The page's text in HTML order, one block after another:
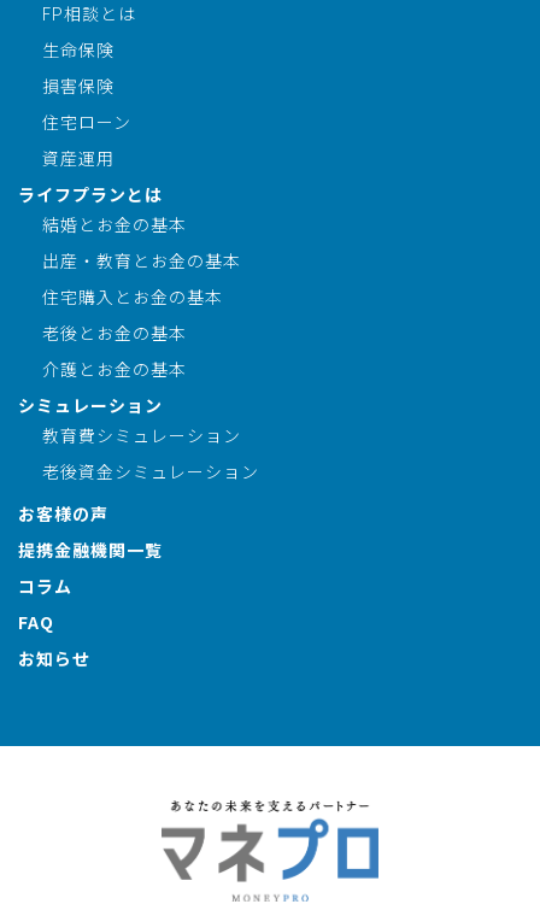
FP相談とは
生命保険
損害保険
住宅ローン
資産運用
ライフプランとは
結婚とお金の基本
出産・教育とお金の基本
住宅購入とお金の基本
老後とお金の基本
介護とお金の基本
シミュレーション
教育費シミュレーション
老後資金シミュレーション
お客様の声
提携金融機関一覧
コラム
FAQ
お知らせ